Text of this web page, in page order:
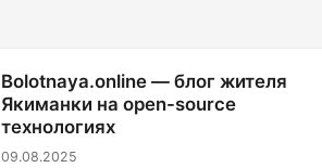
Bolotnaya.online — блог жителя
Якиманки на open-source
технологиях
09.08.2025